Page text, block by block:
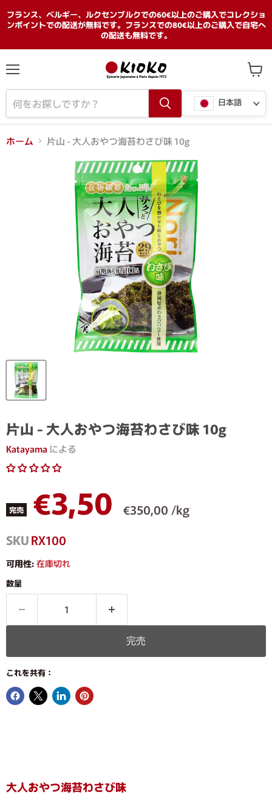
フランス、ベルギー、ルクセンブルクでの60€以上のご購入でコレクショ
ンポイントでの配送が無料です。フランスでの80€以上のご購入で自宅へ
の配送も無料です。
ニ
ュ
ー
言
語
日本語
ー
ト
見
ホーム 片山 - 大人おやつ海苔わさび味 10g
片山 - 大人おやつ海苔わさび味 10g
Katayama による
完売 現在の価格
€3,50
€350,00 /kg
SKURX100
可用性: 在庫切れ
数量
完売
これを共有：
大人おやつ海苔わさび味